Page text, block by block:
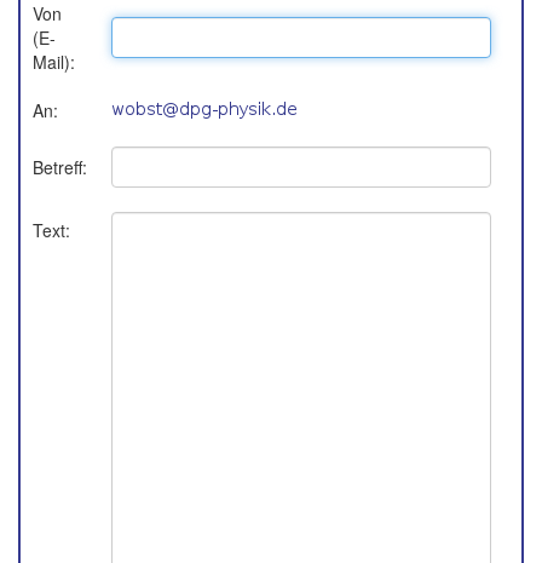
Von
(E-
Mail):
An:
Betreff:
Text: